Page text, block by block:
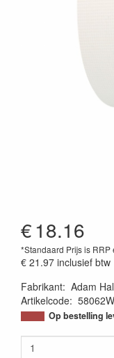
€18.16
*Standaard Prijs is
€ 21.97 inclusief btw
Fabrikant: Adam
Artikelcode: 58062W
Op bestelling